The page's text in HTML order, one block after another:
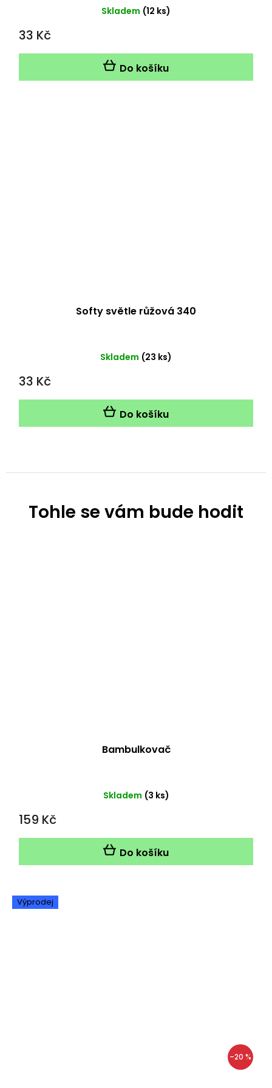
Bambulkovač
Skladem (3 ks)
159 Kč
Do košíku
Výprodej
–20 %
Skladem (12 ks)
33 Kč
Do košíku
Softy světle růžová 340
Skladem (23 ks)
33 Kč
Do košíku